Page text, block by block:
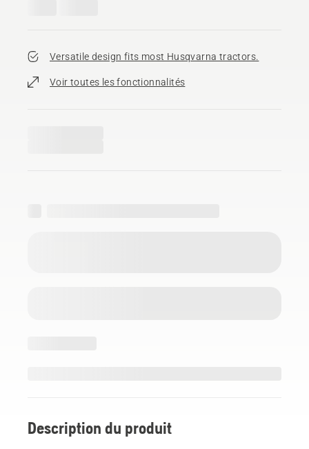
Versatile design fits most Husqvarna tractors.
Voir toutes les fonctionnalités
Description du produit